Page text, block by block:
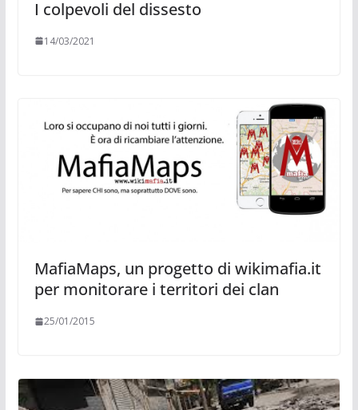
I colpevoli del dissesto
14/03/2021
MafiaMaps, un progetto di wikimafia.it
per monitorare i territori dei clan
25/01/2015